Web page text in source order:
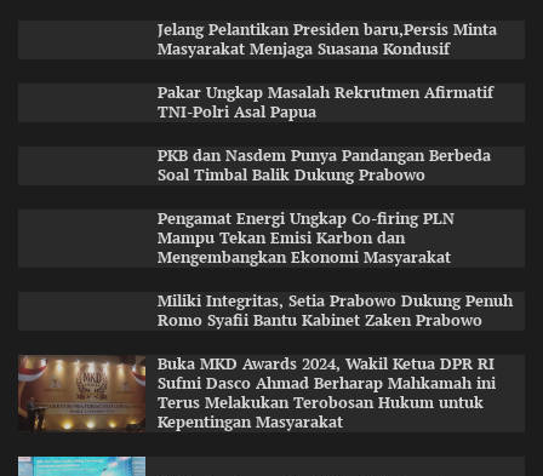
Jelang Pelantikan Presiden baru,Persis Minta
Masyarakat Menjaga Suasana Kondusif
Pakar Ungkap Masalah Rekrutmen Afirmatif
TNI-Polri Asal Papua
PKB dan Nasdem Punya Pandangan Berbeda
Soal Timbal Balik Dukung Prabowo
Pengamat Energi Ungkap Co-firing PLN
Mampu Tekan Emisi Karbon dan
Mengembangkan Ekonomi Masyarakat
Miliki Integritas, Setia Prabowo Dukung Penuh
Romo Syafii Bantu Kabinet Zaken Prabowo
Buka MKD Awards 2024, Wakil Ketua DPR RI
Sufmi Dasco Ahmad Berharap Mahkamah ini
Terus Melakukan Terobosan Hukum untuk
Kepentingan Masyarakat